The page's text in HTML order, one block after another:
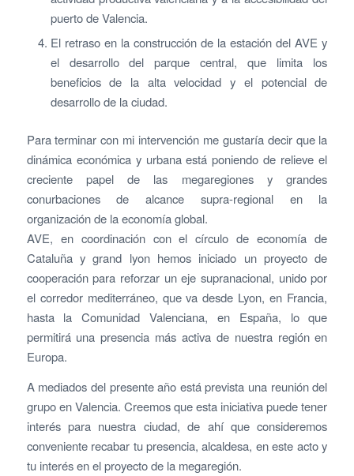
puerto de Valencia.
El retraso en la construcción de la estación del AVE y
el desarrollo del parque central, que limita los
beneficios de la alta velocidad y el potencial de
desarrollo de la ciudad.
Para terminar con mi intervención me gustaría decir que la
dinámica económica y urbana está poniendo de relieve el
creciente papel de las megaregiones y grandes
conurbaciones de alcance supra-regional en la
organización de la economía global.
AVE, en coordinación con el círculo de economía de
Cataluña y grand lyon hemos iniciado un proyecto de
cooperación para reforzar un eje supranacional, unido por
el corredor mediterráneo, que va desde Lyon, en Francia,
hasta la Comunidad Valenciana, en España, lo que
permitirá una presencia más activa de nuestra región en
Europa.
A mediados del presente año está prevista una reunión del
grupo en Valencia. Creemos que esta iniciativa puede tener
interés para nuestra ciudad, de ahí que consideremos
conveniente recabar tu presencia, alcaldesa, en este acto y
tu interés en el proyecto de la megaregión.